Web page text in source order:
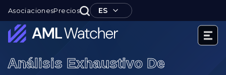
AsociacionesPrecios ES
Watcher
contenido
Análisis Exhaustivo De